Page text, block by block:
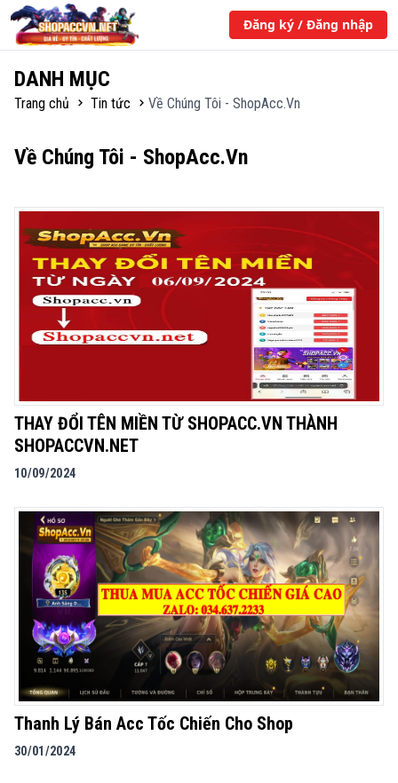
Đăng ký / Đăng nhập
DANH MỤC
Trang chủ Tin tức Về Chúng Tôi - ShopAcc.Vn
Về Chúng Tôi - ShopAcc.Vn
THAY ĐỔI TÊN MIỀN TỪ SHOPACC.VN THÀNH
SHOPACCVN.NET
10/09/2024
Thanh Lý Bán Acc Tốc Chiến Cho Shop
30/01/2024